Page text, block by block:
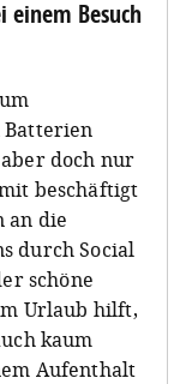
einem Besuch
Batterien
doch nur
beschäftigt
an die
durch Social
schöne
Urlaub hilft,
kaum
Aufenthalt